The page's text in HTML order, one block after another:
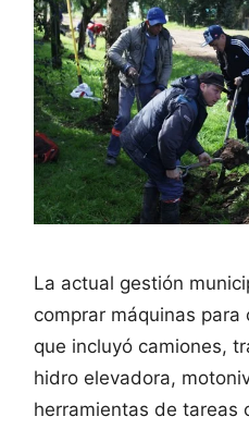
La actual gestión
comprar máquinas para
que incluyó camiones,
hidro elevadora,
herramientas de tareas